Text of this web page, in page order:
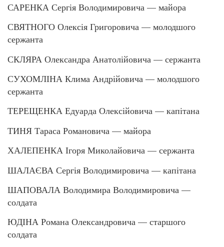
САРЕНКА Сергія Володимировича — майора
СВЯТНОГО Олексія Григоровича — молодшого
сержанта
СКЛЯРА Олександра Анатолійовича — сержанта
СУХОМЛІНА Клима Андрійовича — молодшого
сержанта
ТЕРЕЩЕНКА Едуарда Олексійовича — капітана
ТИНЯ Тараса Романовича — майора
ХАЛЕПЕНКА Ігоря Миколайовича — сержанта
ШАЛАЄВА Сергія Володимировича — капітана
ШАПОВАЛА Володимира Володимировича —
солдата
ЮДІНА Романа Олександровича — старшого
солдата